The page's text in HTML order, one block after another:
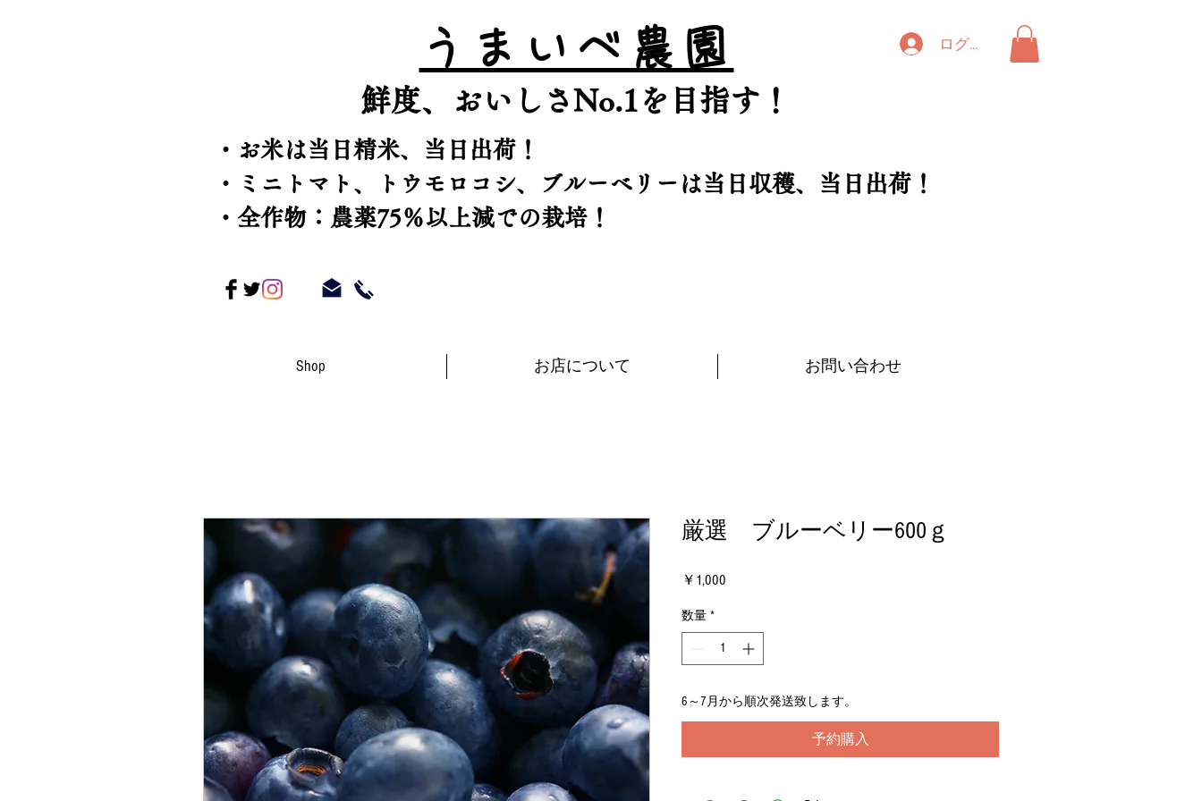
うまいべ農園
​鮮度、おいしさNo.1を目指す！
ログイン
・お米は当日精米、当日出荷！
​・ミニトマト、トウモロコシ、ブルーベリーは当日収穫、当日出荷！
・全作物：農薬75％以上減での栽培！
Shop お店について お問い合わせ
厳選 ブルーベリー600ｇ
￥1,000
数量 *
6～7月から順次発送致します。
予約購入